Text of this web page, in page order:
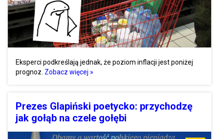
Eksperci podkreślają jednak, że poziom inflacji jest poniżej
prognoz. Zobacz więcej »
Prezes Glapiński poetycko: przychodzę
jak gołąb na czele gołębi